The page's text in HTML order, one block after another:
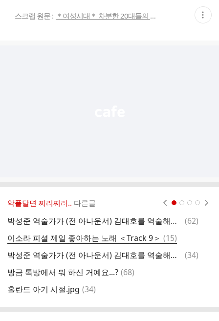
스크랩 원문 : ＊여성시대＊ 차분한 20대들의 알흠다운 공간 현
재
악플달면 쩌리쩌려.. 다른글
박성준 역술가가 (전 아나운서) 김대호를 역술해봄 (역술가 : "이서진+전현무 섞였다") (2)
댓
(62)
이소라 피셜 제일 좋아하는 노래 ＜Track 9＞ 댓
글
(15)
박성준 역술가가 (전 아나운서) 김대호를 역술해봄 (역술가 : "이서진+전현무 섞였다") (1)
댓
(34)
방금 톡방에서 뭐 하신 거예요...? 댓
(68)
홀란드 아기 시절.jpg 댓
(34)